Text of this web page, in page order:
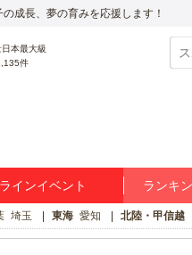
成長、夢の育みを応援します！
件
インイベント ランキ
埼玉 東海 愛知 北陸・甲信越